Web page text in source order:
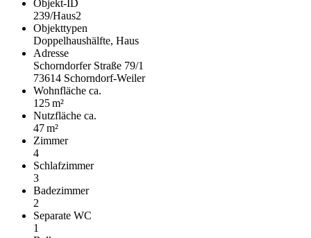
Objekt-ID
239/Haus2
Objekttypen
Doppelhaushälfte, Haus
Adresse
Schorndorfer Straße 79/1
73614 Schorndorf-Weiler
Wohnfläche ca.
125 m²
Nutzfläche ca.
47 m²
Zimmer
4
Schlafzimmer
3
Badezimmer
2
Separate WC
1